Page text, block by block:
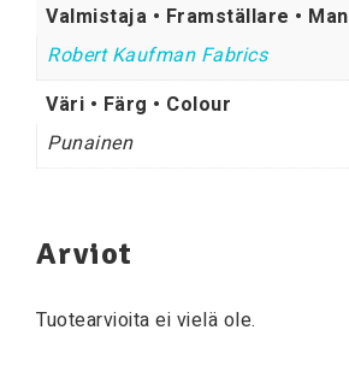
Valmistaja • Framställare •
Robert Kaufman Fabrics
Väri • Färg • Colour
Punainen
Arviot
Tuotearvioita ei vielä ole.